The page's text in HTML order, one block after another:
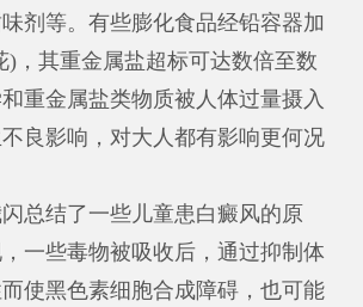
剂等。有些膨化食品经铅容器加
)，其重金属盐超标可达数倍至数
重金属盐类物质被人体过量摄入
良影响，对大人都有影响更何况
结了一些儿童患白癜风的原
一些毒物被吸收后，通过抑制体
使黑色素细胞合成障碍，也可能